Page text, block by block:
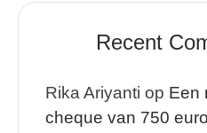
Recent
Rika Ariyanti op Een
cheque van 750 euro